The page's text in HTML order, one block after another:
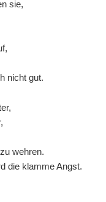
sie,
nicht gut.
wehren.
die klamme Angst.